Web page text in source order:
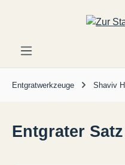
Zum Hauptinhalt springen
Entgratwerkzeuge Shaviv
Entgrater